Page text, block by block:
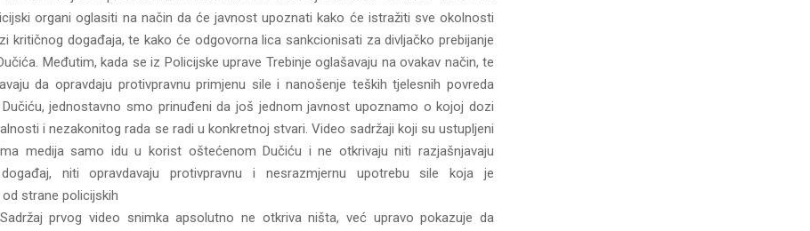
organi oglasiti na način da će javnost upoznati kako će istražiti sve okolnosti
kritičnog događaja, te kako će odgovorna lica sankcionisati za divljačko prebijanje
Međutim, kada se iz Policijske uprave Trebinje oglašavaju na ovakav način, te
da opravdaju protivpravnu primjenu sile i nanošenje teških tjelesnih povreda
jednostavno smo prinuđeni da još jednom javnost upoznamo o kojoj dozi
i nezakonitog rada se radi u konkretnoj stvari. Video sadržaji koji su ustupljeni
medija samo idu u korist oštećenom Dučiću i ne otkrivaju niti razjašnjavaju
niti opravdavaju protivpravnu i nesrazmjernu upotrebu sile koja je
strane policijskih
Sadržaj prvog video snimka apsolutno ne otkriva ništa, već upravo pokazuje da